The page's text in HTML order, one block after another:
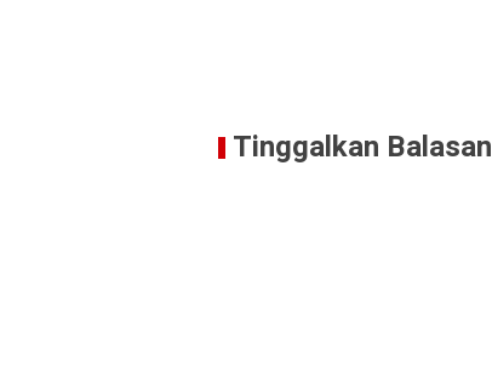
Tinggalkan Balasan